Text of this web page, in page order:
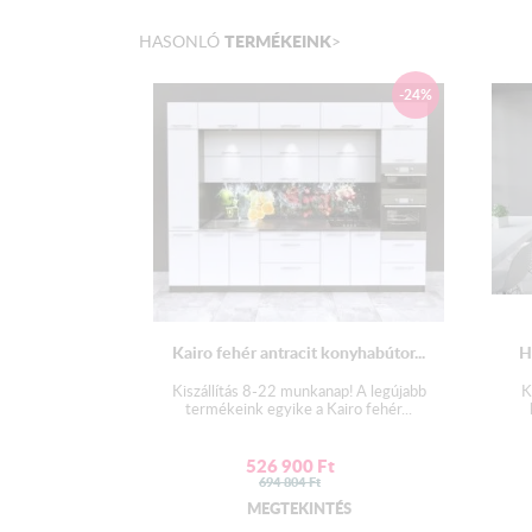
HASONLÓ TERMÉKEINK>
-24%
Kairo fehér antracit konyhabútor...
Kiszállítás 8-22 munkanap! A legújabb
termékeink egyike a Kairo fehér...
526 900Ft
694 804Ft
MEGTEKINTÉS